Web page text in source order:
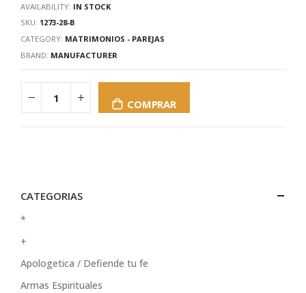
AVAILABILITY: IN STOCK
SKU: 1273-28-B
CATEGORY: MATRIMONIOS - PAREJAS
BRAND: MANUFACTURER
COMPRAR
CATEGORIAS
*
+
Apologetica / Defiende tu fe
Armas Espirituales